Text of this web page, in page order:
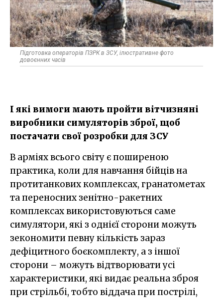
Підготовка операторів ПЗРК в ЗСУ, ілюстративне фото
довоєнних часів
І які вимоги мають пройти вітчизняні
виробники симуляторів зброї, щоб
постачати свої розробки для ЗСУ
В арміях всього світу є поширеною
практика, коли для навчання бійців на
протитанкових комплексах, гранатометах
та переносних зенітно-ракетних
комплексах використовуються саме
симулятори, які з однієї сторони можуть
зекономити певну кількість зараз
дефіцитного боєкомплекту, а з іншої
сторони – можуть відтворювати усі
характеристики, які видає реальна зброя
при стрільбі, тобто віддача при пострілі,